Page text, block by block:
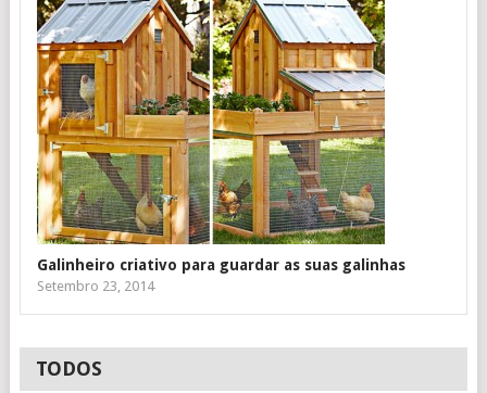
Galinheiro criativo para guardar as suas galinhas
Setembro 23, 2014
TODOS